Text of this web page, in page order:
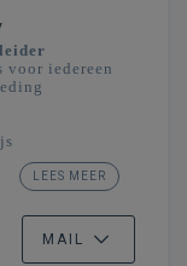
voor iedereen
LEES MEER
MAIL